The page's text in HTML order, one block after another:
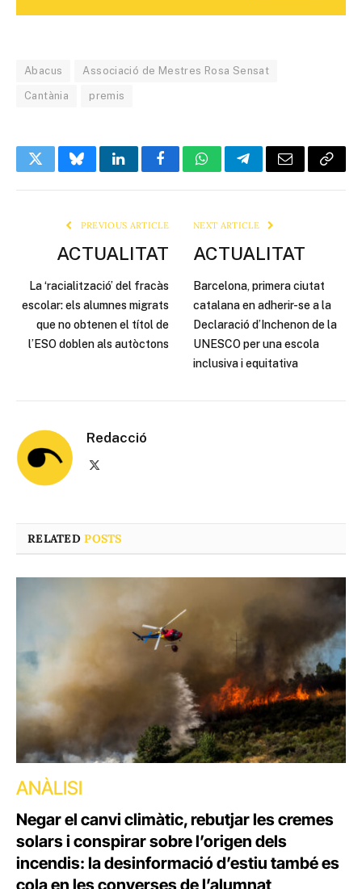
Abacus Associació de Mestres Rosa Sensat
Cantània premis
TwitterBlueskyLinkedInFacebookWhatsAppTelegramEmail Copy
PREVIOUS ARTICLE
ACTUALITAT
La ‘racialització’ del fracàs
escolar: els alumnes migrats
que no obtenen el títol de
l’ESO doblen als autòctons
NEXT ARTICLE
ACTUALITAT
Barcelona, primera ciutat
catalana en adherir-se a la
Declaració d’Inchenon de la
UNESCO per una escola
inclusiva i equitativa
Redacció
RELATEDPOSTS
ANÀLISI
Negar el canvi climàtic, rebutjar les cremes
solars i conspirar sobre l’origen dels
incendis: la desinformació d’estiu també es
cola en les converses de l’alumnat